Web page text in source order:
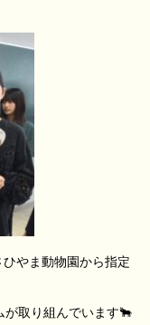
やま動物園から指定
が取り組んでいます🐂